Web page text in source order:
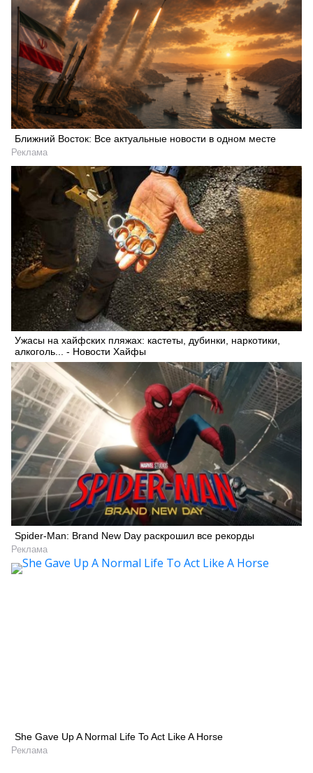
Ближний Восток: Все актуальные новости в одном месте
Реклама
Ужасы на хайфских пляжах: кастеты, дубинки, наркотики,
алкоголь... - Новости Хайфы
Spider-Man: Brand New Day раскрошил все рекорды
Реклама
She Gave Up A Normal Life To Act Like A Horse
Реклама